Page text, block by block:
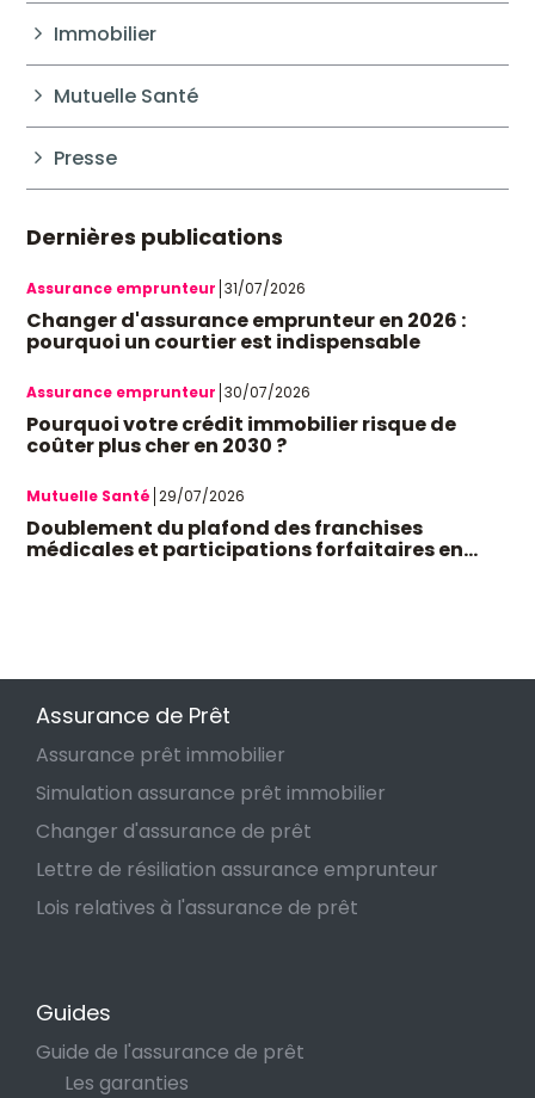
Immobilier
Mutuelle Santé
Presse
Dernières publications
Assurance emprunteur 31/07/2026
Changer d'assurance emprunteur en 2026 :
pourquoi un courtier est indispensable
Assurance emprunteur 30/07/2026
Pourquoi votre crédit immobilier risque de
coûter plus cher en 2030 ?
Mutuelle Santé 29/07/2026
Doublement du plafond des franchises
médicales et participations forfaitaires en
octobre 2026 : quel impact sur votre budget et
Assurance de Prêt
Assurance prêt immobilier
Simulation assurance prêt immobilier
Changer d'assurance de prêt
Lettre de résiliation assurance emprunteur
Lois relatives à l'assurance de prêt
Guides
Guide de l'assurance de prêt
Les garanties